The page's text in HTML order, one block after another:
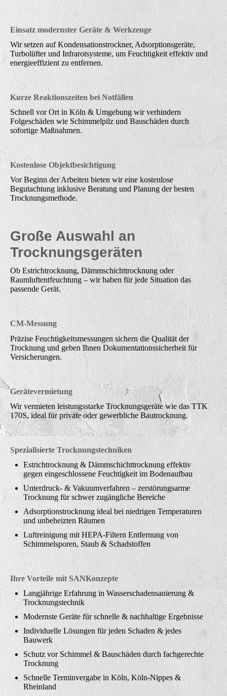
Einsatz modernster Geräte & Werkzeuge
Wir setzen auf Kondensationstrockner, Adsorptionsgeräte,
Turbolüfter und Infrarotsysteme, um Feuchtigkeit effektiv und
energieeffizient zu entfernen.
Kurze Reaktionszeiten bei Notfällen
Schnell vor Ort in Köln & Umgebung wir verhindern
Folgeschäden wie Schimmelpilz und Bauschäden durch
sofortige Maßnahmen.
Kostenlose Objektbesichtigung
Vor Beginn der Arbeiten bieten wir eine kostenlose
Begutachtung inklusive Beratung und Planung der besten
Trocknungsmethode.
Große Auswahl an
Trocknungsgeräten
Ob Estrichtrocknung, Dämmschichttrocknung oder
Raumluftentfeuchtung – wir haben für jede Situation das
passende Gerät.
CM-Messung
Präzise Feuchtigkeitsmessungen sichern die Qualität der
Trocknung und geben Ihnen Dokumentationssicherheit für
Versicherungen.
Gerätevermietung
Wir vermieten leistungsstarke Trocknungsgeräte wie das TTK
170S, ideal für private oder gewerbliche Bautrocknung.
Spezialisierte Trocknungstechniken
Estrichtrocknung & Dämmschichttrocknung effektiv
gegen eingeschlossene Feuchtigkeit im Bodenaufbau
Unterdruck- & Vakuumverfahren – zerstörungsarme
Trocknung für schwer zugängliche Bereiche
Adsorptionstrocknung ideal bei niedrigen Temperaturen
und unbeheizten Räumen
Luftreinigung mit HEPA-Filtern Entfernung von
Schimmelsporen, Staub & Schadstoffen
Ihre Vorteile mit SANKonzepte
Langjährige Erfahrung in Wasserschadensanierung &
Trocknungstechnik
Modernste Geräte für schnelle & nachhaltige Ergebnisse
Individuelle Lösungen für jeden Schaden & jedes
Bauwerk
Schutz vor Schimmel & Bauschäden durch fachgerechte
Trocknung
Schnelle Terminvergabe in Köln, Köln-Nippes &
Rheinland